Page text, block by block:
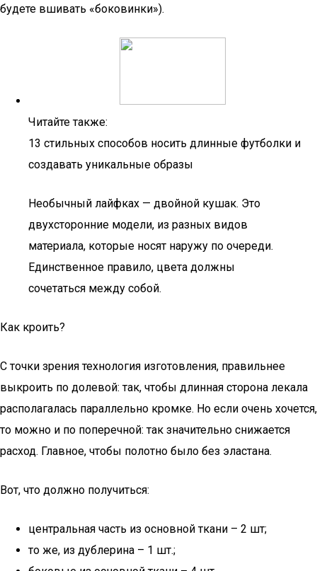
будете вшивать «боковинки»).
Читайте также:
13 стильных способов носить длинные футболки и
создавать уникальные образы
Необычный лайфках — двойной кушак. Это
двухсторонние модели, из разных видов
материала, которые носят наружу по очереди.
Единственное правило, цвета должны
сочетаться между собой.
Как кроить?
С точки зрения технология изготовления, правильнее
выкроить по долевой: так, чтобы длинная сторона лекала
располагалась параллельно кромке. Но если очень хочется,
то можно и по поперечной: так значительно снижается
расход. Главное, чтобы полотно было без эластана.
Вот, что должно получиться:
центральная часть из основной ткани – 2 шт;
то же, из дублерина – 1 шт.;